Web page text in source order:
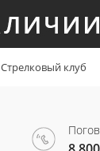
Стрелковый клуб